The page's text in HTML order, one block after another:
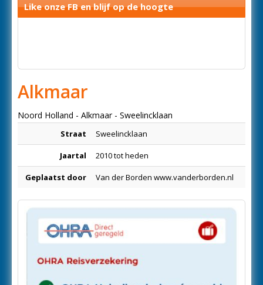
Like onze FB en blijf op de hoogte
Alkmaar
Noord Holland - Alkmaar - Sweelincklaan
Straat Sweelincklaan
Jaartal 2010 tot heden
Geplaatst door Van der Borden www.vanderborden.nl